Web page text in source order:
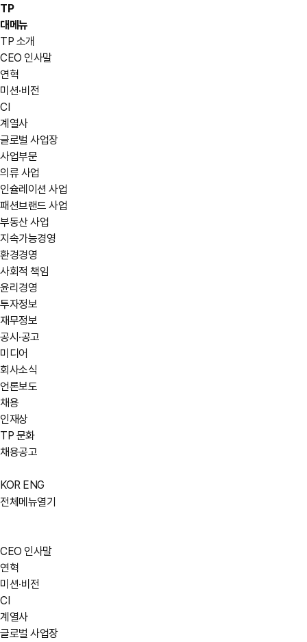
TP
대메뉴
TP 소개
CEO 인사말
연혁
미션·비전
CI
계열사
글로벌 사업장
사업부문
의류 사업
인슐레이션 사업
패션브랜드 사업
부동산 사업
지속가능경영
환경경영
사회적 책임
윤리경영
투자정보
재무정보
공시·공고
미디어
회사소식
언론보도
채용
인재상
TP 문화
채용공고
KOR ENG
전체메뉴열기
CEO 인사말
연혁
미션·비전
CI
계열사
글로벌 사업장